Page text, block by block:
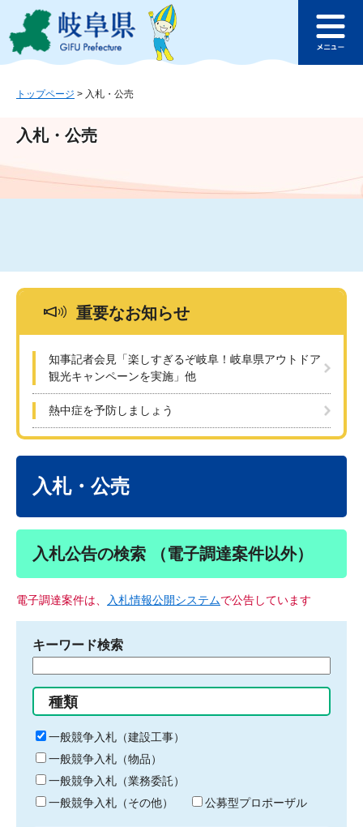
ジ
ュ
文
このページの本文へ
ュ
トップページ > 入札・公売
入札・公売
重要なお知らせ
知事記者会見「楽しすぎるぞ岐阜！岐阜県アウトドア
観光キャンペーンを実施」他
熱中症を予防しましょう
入札・公売
入札公告の検索 （電子調達案件以外）
電子調達案件は、 入札情報公開システムで公告しています
キーワード検索
る
キ
ー
ワ
ー
ド
種類
一般競争入札（建設工事）
一般競争入札（物品）
一般競争入札（業務委託）
一般競争入札（その他）
公募型プロポーザル